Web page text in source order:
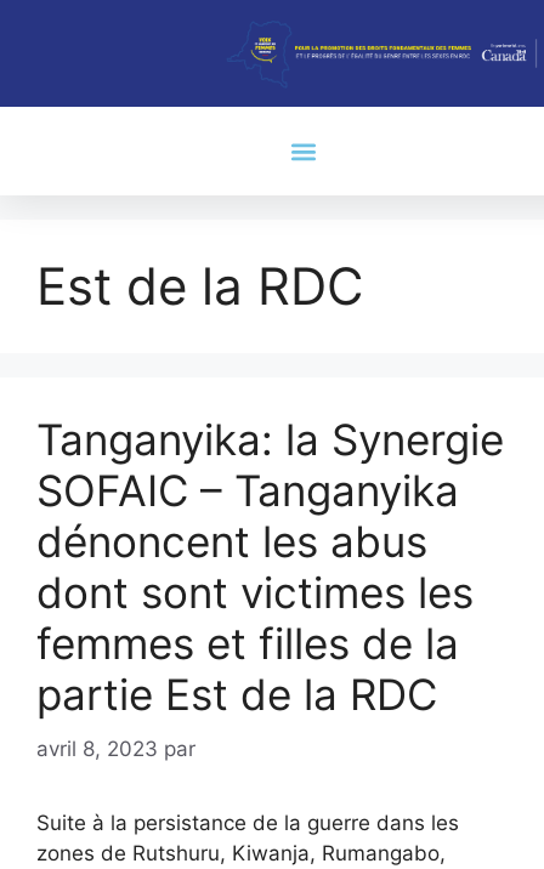
Est de la RDC
Tanganyika: la Synergie
SOFAIC – Tanganyika
dénoncent les abus
dont sont victimes les
femmes et filles de la
partie Est de la RDC
avril 8, 2023 par
Suite à la persistance de la guerre dans les
zones de Rutshuru, Kiwanja, Rumangabo,